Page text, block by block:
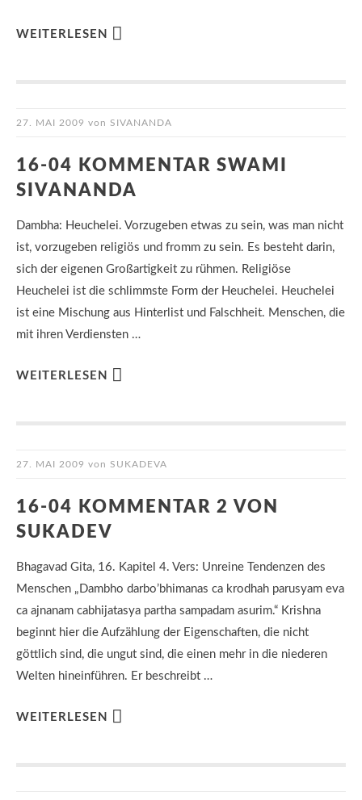
WEITERLESEN
27. MAI 2009 von SIVANANDA
16-04 KOMMENTAR SWAMI
SIVANANDA
Dambha: Heuchelei. Vorzugeben etwas zu sein, was man nicht
ist, vorzugeben religiös und fromm zu sein. Es besteht darin,
sich der eigenen Großartigkeit zu rühmen. Religiöse
Heuchelei ist die schlimmste Form der Heuchelei. Heuchelei
ist eine Mischung aus Hinterlist und Falschheit. Menschen, die
mit ihren Verdiensten …
WEITERLESEN
27. MAI 2009 von SUKADEVA
16-04 KOMMENTAR 2 VON
SUKADEV
Bhagavad Gita, 16. Kapitel 4. Vers: Unreine Tendenzen des
Menschen „Dambho darbo’bhimanas ca krodhah parusyam eva
ca ajnanam cabhijatasya partha sampadam asurim.“ Krishna
beginnt hier die Aufzählung der Eigenschaften, die nicht
göttlich sind, die ungut sind, die einen mehr in die niederen
Welten hineinführen. Er beschreibt …
WEITERLESEN